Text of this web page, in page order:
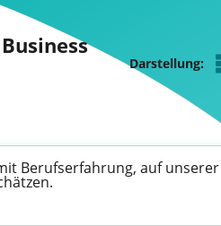
Darstellung:
Berufserfahrung, auf unserer